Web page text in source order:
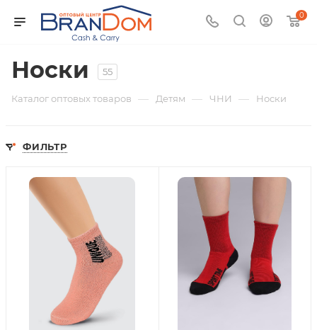
0
Носки 55
Каталог оптовых товаров — Детям — ЧНИ — Носки
ФИЛЬТР